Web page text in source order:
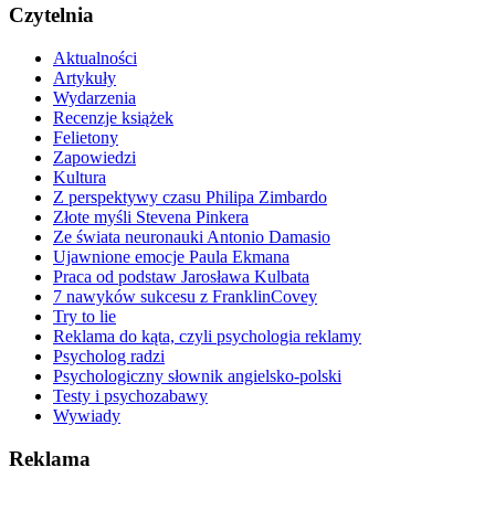
Czytelnia
Aktualności
Artykuły
Wydarzenia
Recenzje książek
Felietony
Zapowiedzi
Kultura
Z perspektywy czasu Philipa Zimbardo
Złote myśli Stevena Pinkera
Ze świata neuronauki Antonio Damasio
Ujawnione emocje Paula Ekmana
Praca od podstaw Jarosława Kulbata
7 nawyków sukcesu z FranklinCovey
Try to lie
Reklama do kąta, czyli psychologia reklamy
Psycholog radzi
Psychologiczny słownik angielsko-polski
Testy i psychozabawy
Wywiady
Reklama